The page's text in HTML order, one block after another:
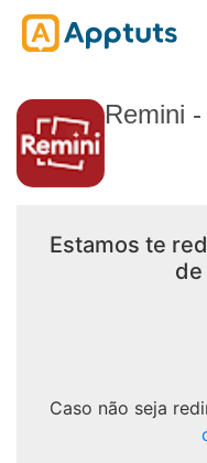
Remini
Estamos te
Caso não seja